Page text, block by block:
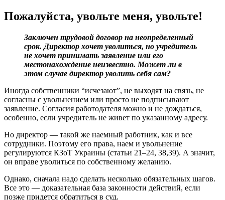
Пожалуйста, увольте меня, увольте!
Заключен трудовой договор на неопределенный
срок. Директор хочет уволиться, но учредитель
не хочет принимать заявление или его
местонахождение неизвестно. Может ли в
этом случае директор уволить себя сам?
Иногда собственники “исчезают”, не выходят на связь, не
согласны с увольнением или просто не подписывают
заявление. Согласия работодателя можно и не дождаться,
особенно, если учредитель не живет по указанному адресу.
Но директор — такой же наемный работник, как и все
сотрудники. Поэтому его права, наем и увольнение
регулируются КЗоТ Украины (статьи 21–24, 38,39). А значит,
он вправе уволиться по собственному желанию.
Однако, сначала надо сделать несколько обязательных шагов.
Все это — доказательная база законности действий, если
позже придется обратиться в суд.